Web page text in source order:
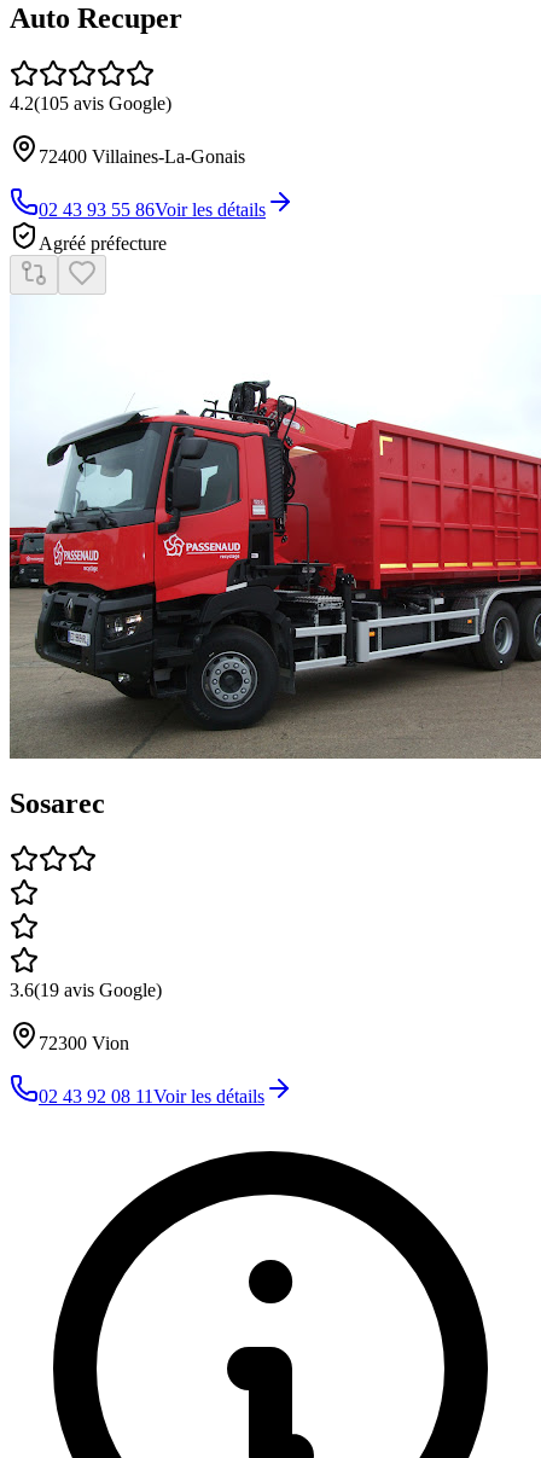
Auto Recuper
4.2(105 avis Google)
72400 Villaines-La-Gonais
02 43 93 55 86Voir les détails
Agréé préfecture
Sosarec
3.6(19 avis Google)
72300 Vion
02 43 92 08 11Voir les détails